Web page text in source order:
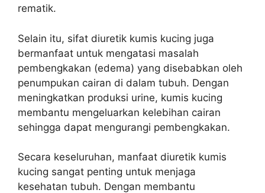
rematik.
Selain itu, sifat diuretik kumis kucing juga
bermanfaat untuk mengatasi masalah
pembengkakan (edema) yang disebabkan oleh
penumpukan cairan di dalam tubuh. Dengan
meningkatkan produksi urine, kumis kucing
membantu mengeluarkan kelebihan cairan
sehingga dapat mengurangi pembengkakan.
Secara keseluruhan, manfaat diuretik kumis
kucing sangat penting untuk menjaga
kesehatan tubuh. Dengan membantu